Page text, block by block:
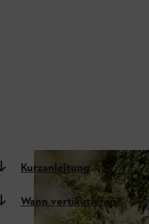
Kurzanleitung
Wann vertikutieren?